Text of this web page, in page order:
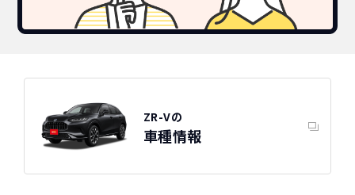
ZR-Vの
車種情報